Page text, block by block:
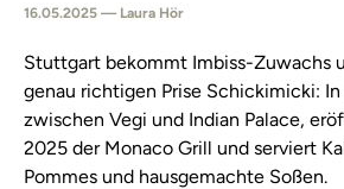
16.05.2025 — Laura Hör
Stuttgart bekommt Imbiss-Zuwachs
genau richtigen Prise Schickimicki:
zwischen Vegi und Indian Palace,
2025 der Monaco Grill und serviert
Pommes und hausgemachte Soßen.